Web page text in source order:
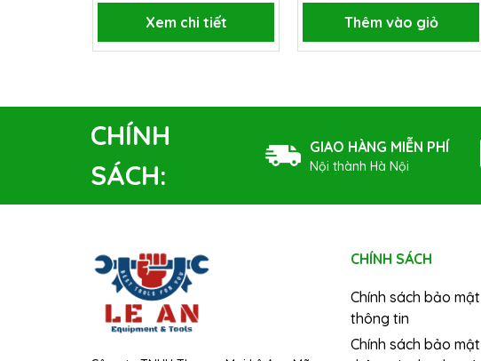
Xem chi tiết Thêm vào giỏ
CHÍNH
SÁCH:
GIAO HÀNG MIỄN PHÍ
Nội thành Hà Nội
CHÍNH SÁCH
Chính sách bảo mật
thông tin
Chính sách bảo mật